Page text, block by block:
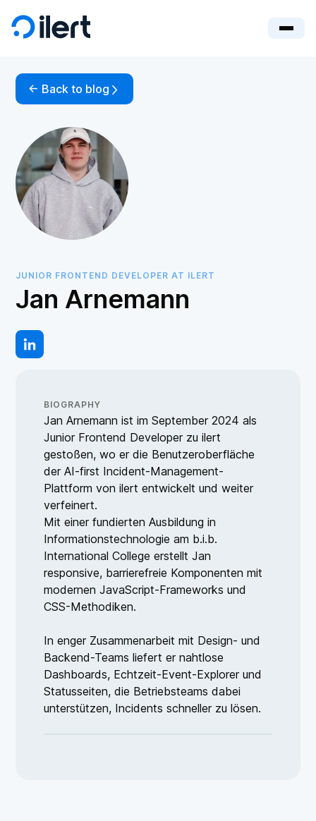
<- Back to blog
JUNIOR FRONTEND DEVELOPER AT ILERT
Jan Arnemann
BIOGRAPHY
Jan Arnemann ist im September 2024 als
Junior Frontend Developer zu ilert
gestoßen, wo er die Benutzeroberfläche
der AI-first Incident-Management-
Plattform von ilert entwickelt und weiter
verfeinert.
Mit einer fundierten Ausbildung in
Informationstechnologie am b.i.b.
International College erstellt Jan
responsive, barrierefreie Komponenten mit
modernen JavaScript-Frameworks und
CSS-Methodiken.
In enger Zusammenarbeit mit Design- und
Backend-Teams liefert er nahtlose
Dashboards, Echtzeit-Event-Explorer und
Statusseiten, die Betriebsteams dabei
unterstützen, Incidents schneller zu lösen.